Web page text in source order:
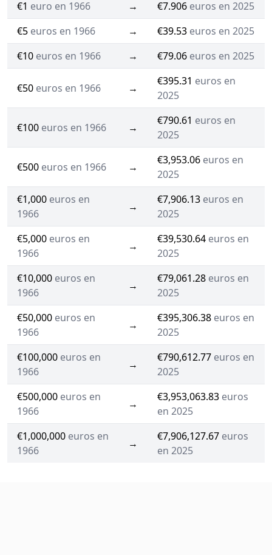
€1 euro en 1966 → €7.906 euros en 2025
€5 euros en 1966 → €39.53 euros en 2025
€10 euros en 1966 → €79.06 euros en 2025
€50 euros en 1966 →
€395.31 euros en
2025
€100 euros en 1966 →
€790.61 euros en
2025
€500 euros en 1966 →
€3,953.06 euros en
2025
€1,000 euros en
1966
→
€7,906.13 euros en
2025
€5,000 euros en
1966
→
€39,530.64 euros en
2025
€10,000 euros en
1966
→
€79,061.28 euros en
2025
€50,000 euros en
1966
→
€395,306.38 euros en
2025
€100,000 euros en
1966
→
€790,612.77 euros en
2025
€500,000 euros en
1966
→
€3,953,063.83 euros
en 2025
€1,000,000 euros en
1966
→
€7,906,127.67 euros
en 2025